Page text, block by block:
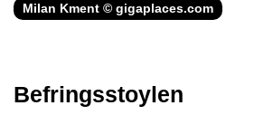
Milan Kment © gigaplaces.com
Befringsstoylen